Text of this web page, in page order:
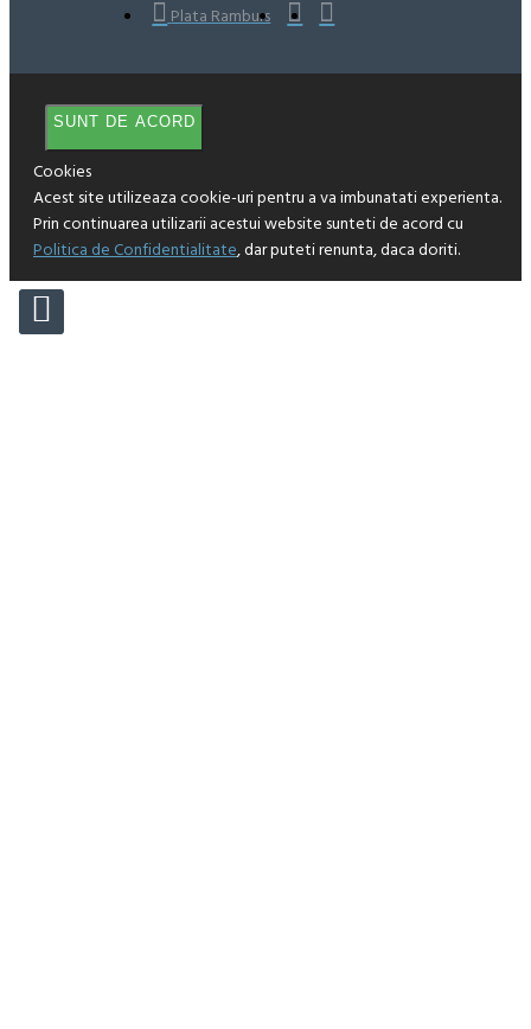
Plata Ramburs
SUNT DE ACORD
Cookies
Acest site utilizeaza cookie-uri pentru a va imbunatati experienta.
Prin continuarea utilizarii acestui website sunteti de acord cu
Politica de Confidentialitate, dar puteti renunta, daca doriti.